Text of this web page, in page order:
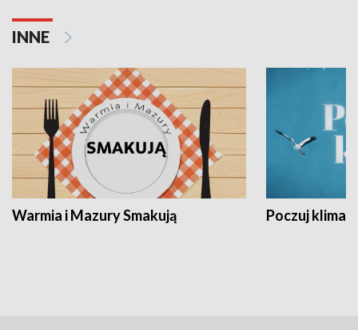
INNE
Warmia i Mazury Smakują Poczuj klimat